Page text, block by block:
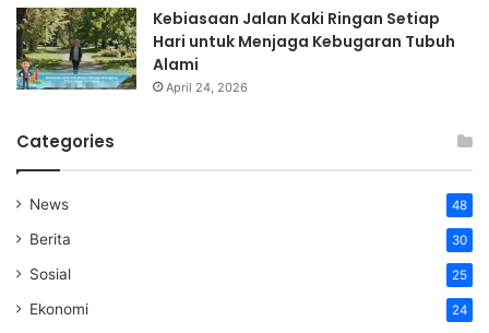
Kebiasaan Jalan Kaki Ringan Setiap
Hari untuk Menjaga Kebugaran Tubuh
Alami
April 24, 2026
Categories
News 48
Berita 30
Sosial 25
Ekonomi 24